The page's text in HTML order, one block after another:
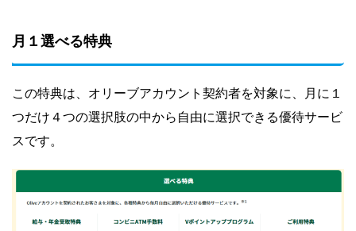
月１選べる特典
この特典は、オリーブアカウント契約者を対象に、月に１
つだけ４つの選択肢の中から自由に選択できる優待サービ
スです。